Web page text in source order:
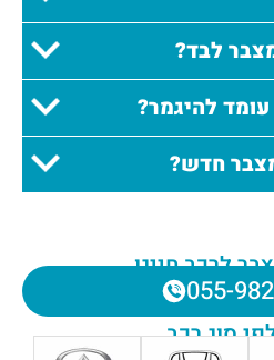
לרכב חייגו
055-
סוג רכב
לבד?
להיגמר?
חדש?